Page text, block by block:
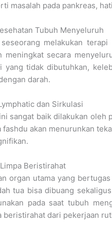
masalah pada pankreas,
Tubuh Menyeluruh
melakukan
meningkat secara
yang tidak dibutuhkan,
darah.
dan Sirkulasi
sangat baik dilakukan
fashdu akan menurunkan
Beristirahat
organ utama yang
tua bisa dibuang
pada saat tubuh
beristirahat dari pekerjaan